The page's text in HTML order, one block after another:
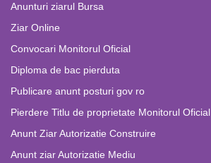
Anunturi ziarul Bursa
Ziar Online
Convocari Monitorul Oficial
Diploma de bac pierduta
Publicare anunt posturi gov ro
Pierdere Titlu de proprietate Monitorul Oficial
Anunt Ziar Autorizatie Construire
Anunt ziar Autorizatie Mediu